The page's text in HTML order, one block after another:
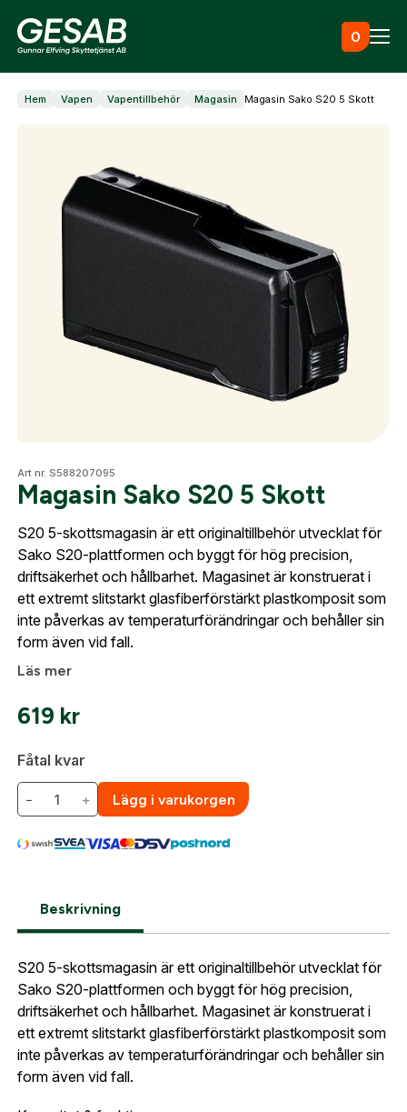
0
Ammunition
Utrustning
Jaktkläder & skor
Måltavlor
Optik
Mer
Mitt konto
Hem Vapen Vapentillbehör Magasin Magasin Sako S20 5 Skott
Art nr. S588207095
Magasin Sako S20 5 Skott
S20 5-skottsmagasin är ett originaltillbehör utvecklat för
Sako S20-plattformen och byggt för hög precision,
driftsäkerhet och hållbarhet. Magasinet är konstruerat i
ett extremt slitstarkt glasfiberförstärkt plastkomposit som
inte påverkas av temperaturförändringar och behåller sin
form även vid fall.
Läs mer
619 kr
Fåtal kvar
− + Lägg i varukorgen
Beskrivning
S20 5-skottsmagasin är ett originaltillbehör utvecklat för
Sako S20-plattformen och byggt för hög precision,
driftsäkerhet och hållbarhet. Magasinet är konstruerat i
ett extremt slitstarkt glasfiberförstärkt plastkomposit som
inte påverkas av temperaturförändringar och behåller sin
form även vid fall.
Logga in
Logga in för att handla med dina avtalspriser, smidig
fakturabetalning och tillgång till orderhistorik.
automatiskt enligt dina inställningar.
E-postadress:
Lösenord:*
Glömt lösenord?
Skapa konto och handla enklare
Är du företag eller förening?Med ett eget
konto hos oss får du snabbare utcheckning,
översikt över dina beställningar och sparade
uppgifter.
formuläret så återkommer vi till dig när kontot är
skapat. I vår FAQ hittar du svar på de vanligaste
Företag- eller Föreningsnamn:*
Org. nummer
Leverans & fakturaadress
Telefon:*
Fyll i din e-post adress nedan så kontaktar vi dig
så fort den här produkten är tillbaka i vårt
Magasin Sako S20 5 Skott
Jag godkänner att mina uppgifter sparas enligt
integritetspolicyn
Bevaka